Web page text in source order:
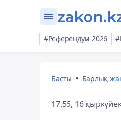
#Референдум-2026
Басты Барлық
17:55, 16